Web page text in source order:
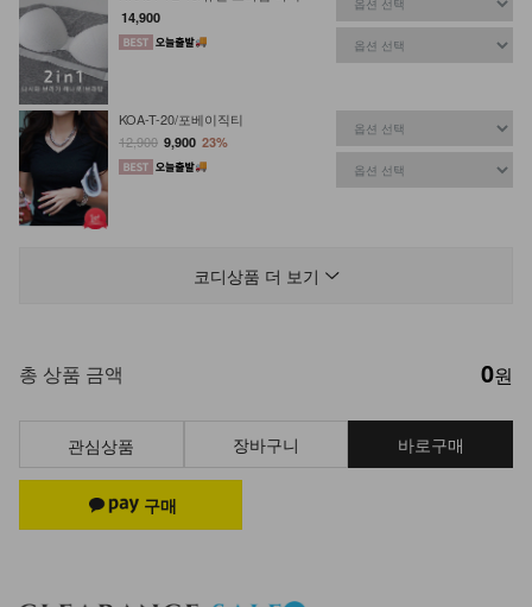
14,900
KOA-T-20/포베이직티
12,900 9,900 23%
NK51-PS-14/시즈카 와이드 팬츠
12,900
7,900
코디상품 더 보기
총 상품 금액 0원
관심상품 장바구니 바로구매